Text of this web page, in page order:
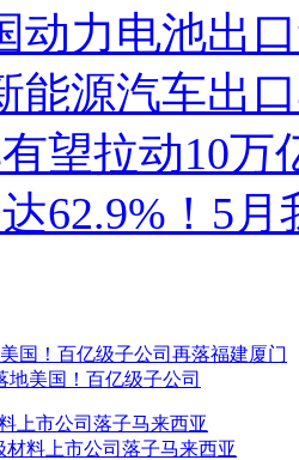
动力电池出
能源汽车出
有望拉动10
62.9%！5
地美国！百亿级子公司
材料上市公司落子马来西亚